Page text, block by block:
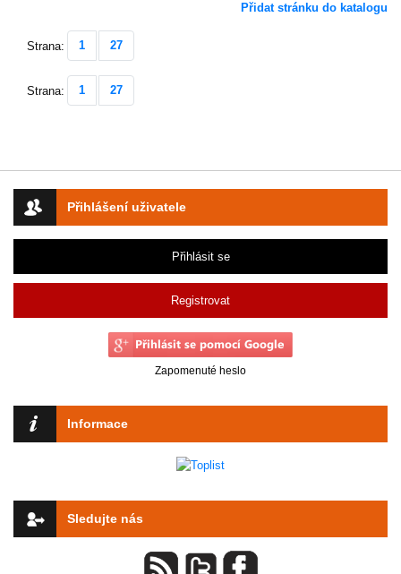
Přihlášení uživatele
Přihlásit se
Registrovat
Zapomenuté heslo
Informace
Sledujte nás
Přidat stránku do katalogu
Strana: 1 27
Strana: 1 27